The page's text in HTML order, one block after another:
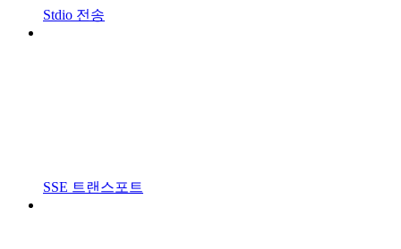
Stdio 전송
SSE 트랜스포트